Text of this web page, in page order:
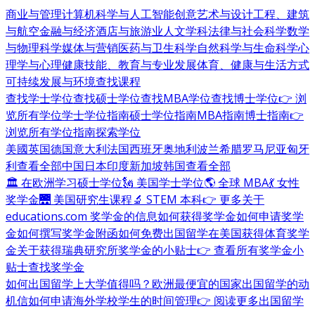
商业与管理计算机科学与人工智能创意艺术与设计工程、建筑
与航空金融与经济酒店与旅游业人文学科法律与社会科学数学
与物理科学媒体与营销医药与卫生科学自然科学与生命科学心
理学与心理健康技能、教育与专业发展体育、健康与生活方式
可持续发展与环境查找课程
查找学士学位查找硕士学位查找MBA学位查找博士学位👉 浏
览所有学位学士学位指南硕士学位指南MBA指南博士指南👉
浏览所有学位指南探索学位
美國英国德国意大利法国西班牙奥地利波兰希腊罗马尼亚匈牙
利查看全部中国日本印度新加坡韩国查看全部
🏛 在欧洲学习硕士学位🗽 美国学士学位🌎 全球 MBA💃 女性
奖学金🌉 美国研究生课程🔬 STEM 本科👉 更多关于
educations.com 奖学金的信息如何获得奖学金如何申请奖学
金如何撰写奖学金附函如何免费出国留学在美国获得体育奖学
金关于获得瑞典研究所奖学金的小贴士👉 查看所有奖学金小
贴士查找奖学金
如何出国留学上大学值得吗？ 欧洲最便宜的国家出国留学的动
机信如何申请海外学校学生的时间管理👉 阅读更多出国留学